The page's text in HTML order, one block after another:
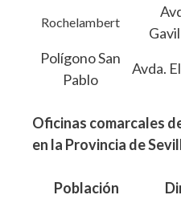
Rochelambert
Polígono San
Pablo
Avda.
Oficinas comarcales
en la Provincia de
Población